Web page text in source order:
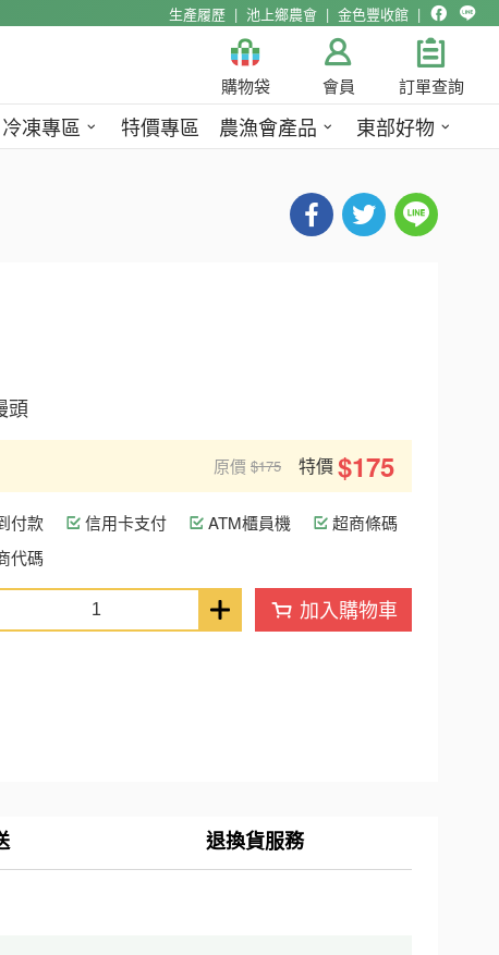
生產履歷 池上鄉農會 金色豐收館
購物袋 會員 訂單查詢
冷凍專區 特價專區 農漁會產品 東部好物
頭
原價 $175 特價$175
付款 信用卡支付 ATM櫃員機
超商條碼
代碼
加入購物車
退換貨服務